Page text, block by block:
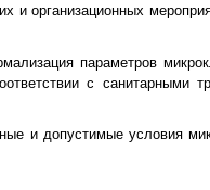
и организационных
параметров
с санитарными
и допустимые условия